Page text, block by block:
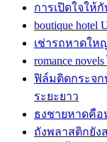
การเปิดใจให้
boutique
เช่ารถหาดให
romance
ฟิล์มติดกระจ
ระยะยาว
ธงชายหาดคือ
ถังพลาสติกยัง